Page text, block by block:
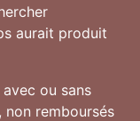
aurait produit
ou sans
remboursés